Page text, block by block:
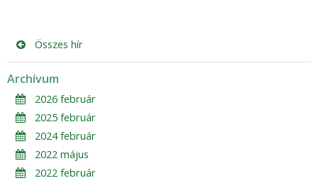
Összes hír
Archívum
2026 február
2025 február
2024 február
2022 május
2022 február